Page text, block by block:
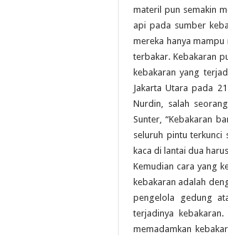
materil pun semakin
api pada sumber
mereka hanya
terbakar. Kebakaran
kebakaran yang
Jakarta Utara pada
Nurdin, salah
Sunter, “Kebakaran
seluruh pintu terkunci
kaca di lantai dua
Kemudian cara yang
kebakaran adalah
pengelola gedung
terjadinya
memadamkan